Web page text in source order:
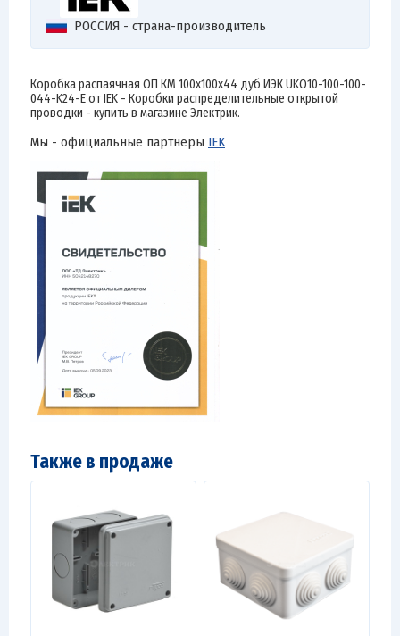
РОССИЯ - страна-производитель
Коробка распаячная ОП КМ 100х100х44 дуб ИЭК UKO10-100-100-
044-K24-E от IEK - Коробки распределительные открытой
проводки - купить в магазине Электрик.
Мы - официальные партнеры IEK
Также в продаже